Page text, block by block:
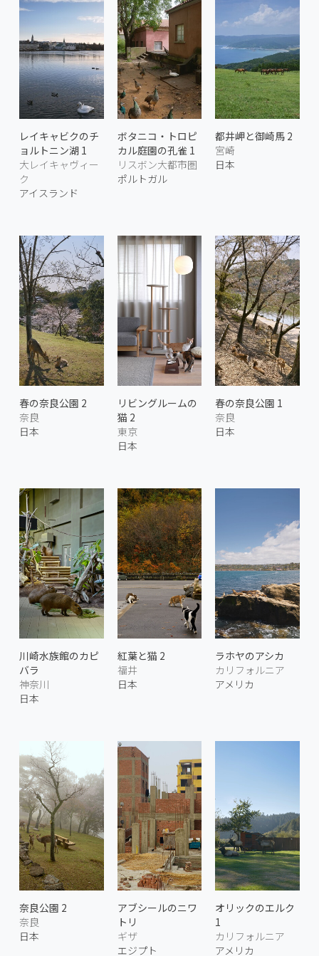
レイキャビクのチ
ョルトニン湖 1
大レイキャヴィー
ク
アイスランド
ボタニコ・トロピ
カル庭園の孔雀 1
リスボン大都市圏
ポルトガル
都井岬と御崎馬 2
宮崎
日本
春の奈良公園 2
奈良
日本
リビングルームの
猫 2
東京
日本
春の奈良公園 1
奈良
日本
川崎水族館のカピ
バラ
神奈川
日本
紅葉と猫 2
福井
日本
ラホヤのアシカ
カリフォルニア
アメリカ
奈良公園 2
奈良
日本
アブシールのニワ
トリ
ギザ
エジプト
オリックのエルク
1
カリフォルニア
アメリカ